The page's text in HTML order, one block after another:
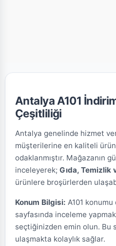
Antalya A101
Çeşitliliği
Antalya genelinde hizmet
müşterilerine en kaliteli
odaklanmıştır. Mağazanın
inceleyerek; Gıda, Temizlik
ürünlere broşürlerden
Konum Bilgisi: A101
sayfasında inceleme
seçtiğinizden emin olun. Bu
ulaşmakta kolaylık sağlar.